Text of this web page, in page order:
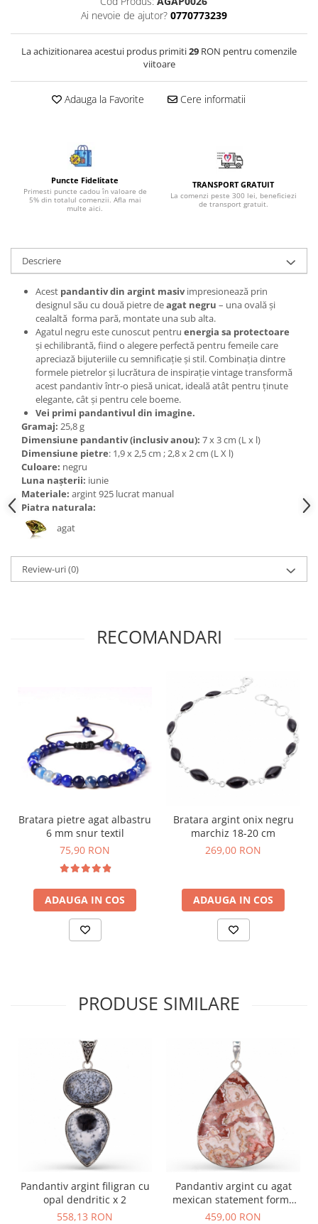
Bijuterii opal
Bijuterii peridot
Bijuterii perle
Bijuterii piatra lunii
Bijuterii rodocrozit
Bijuterii rubin
Bijuterii safir
Bijuterii sidef si abalone
Bijuterii sodalit
Bijuterii spinel
Bijuterii tanzanit
Bijuterii topaz
Bijuterii turcoaz
Bijuterii turmaline
Bijuterii morganit
Ai nevoie de ajutor? 0770773239
La achizitionarea acestui produs primiti29 RON pentru comenzile
viitoare
Adauga la Favorite Cere informatii
Puncte Fidelitate
Primesti puncte cadou în valoare de
5% din totalul comenzii. Afla mai
multe aici.
TRANSPORT GRATUIT
La comenzi peste 300 lei, beneficiezi
de transport gratuit.
Descriere
Acest pandantiv din argint masivimpresionează prin
designul său cu două pietre deagat negru – una ovală și
cealaltă forma pară, montate una sub alta.
Agatul negru este cunoscut pentru energia sa protectoare
și echilibrantă, fiind o alegere perfectă pentru femeile care
apreciază bijuteriile cu semnificație și stil. Combinația dintre
formele pietrelor și lucrătura de inspirație vintage transformă
acest pandantiv într-o piesă unicat, ideală atât pentru ținute
elegante, cât și pentru cele boeme.
Vei primi pandantivul din imagine.
Gramaj: 25,8 g
Dimensiune pandantiv (inclusiv anou): 7 x 3 cm (L x l)
Dimensiune pietre: 1,9 x 2,5 cm ; 2,8 x 2 cm (L X l)
Culoare: negru
Luna nașterii: iunie
Materiale: argint 925 lucrat manual
Piatra naturala:
agat
Review-uri(0)
RECOMANDARI
Bratara pietre agat albastru
6 mm snur textil
75,90 RON
ADAUGA IN COS
Bratara argint onix negru
marchiz 18-20 cm
269,00 RON
ADAUGA IN COS
PRODUSE SIMILARE
Pandantiv argint filigran cu
opal dendritic x 2
558,13 RON
Pandantiv argint cu agat
mexican statement forma
para
459,00 RON